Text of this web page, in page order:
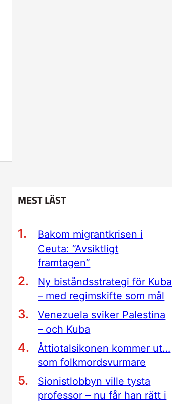
MEST LÄST
Bakom migrantkrisen i
Ceuta: ”Avsiktligt
framtagen”
Ny biståndsstrategi för Kuba
– med regimskifte som mål
Venezuela sviker Palestina
– och Kuba
Åttiotalsikonen kommer ut…
som folkmordsvurmare
Sionistlobbyn ville tysta
professor – nu får han rätt i